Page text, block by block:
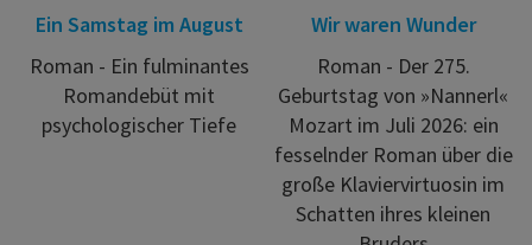
Ein Samstag im August
Roman - Ein fulminantes
Romandebüt mit
psychologischer Tiefe
Wir waren Wunder
Roman - Der 275.
Geburtstag von »Nannerl«
Mozart im Juli 2026: ein
fesselnder Roman über die
große Klaviervirtuosin im
Schatten ihres kleinen